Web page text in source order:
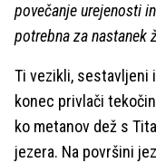
povečanje urejenosti
potrebna za nastanek
Ti vezikli, sestavljeni
konec privlači
ko metanov dež s
jezera. Na površini